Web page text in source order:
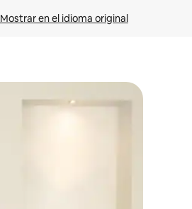
Mostrar en el idioma original